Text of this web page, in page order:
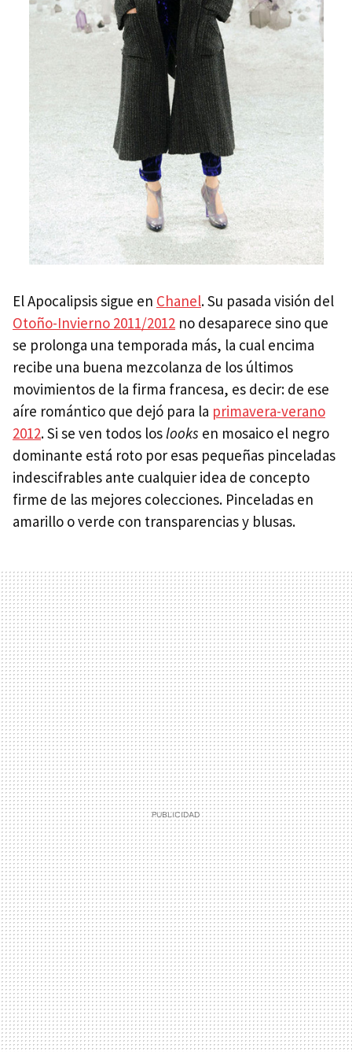
El Apocalipsis sigue en Chanel. Su pasada visión del
Otoño-Invierno 2011/2012 no desaparece sino que
se prolonga una temporada más, la cual encima
recibe una buena mezcolanza de los últimos
movimientos de la firma francesa, es decir: de ese
aíre romántico que dejó para la primavera-verano
2012. Si se ven todos loslooks en mosaico el negro
dominante está roto por esas pequeñas pinceladas
indescifrables ante cualquier idea de concepto
firme de las mejores colecciones. Pinceladas en
amarillo o verde con transparencias y blusas.